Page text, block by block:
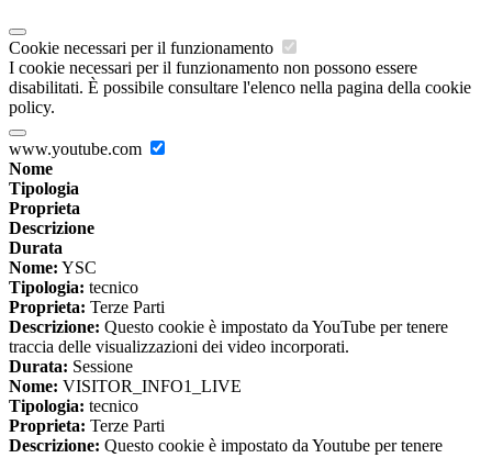
Cookie necessari per il funzionamento
I cookie necessari per il funzionamento non possono essere
disabilitati. È possibile consultare l'elenco nella pagina della cookie
policy.
www.youtube.com
Nome
Tipologia
Proprieta
Descrizione
Durata
Nome: YSC
Tipologia: tecnico
Proprieta: Terze Parti
Descrizione: Questo cookie è impostato da YouTube per tenere
traccia delle visualizzazioni dei video incorporati.
Durata: Sessione
Nome: VISITOR_INFO1_LIVE
Tipologia: tecnico
Proprieta: Terze Parti
Descrizione: Questo cookie è impostato da Youtube per tenere